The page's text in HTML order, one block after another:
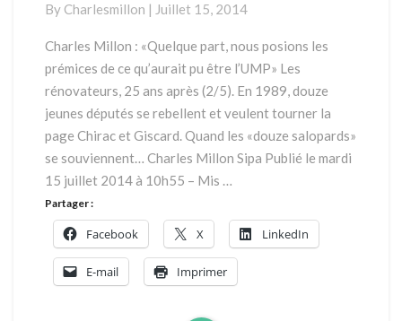
part,
nous
les
prémices
de
ce
qu’aurait
pu
être
l’UMP»
By Charlesmillon | Juillet 15, 2014
Charles Millon : «Quelque part, nous posions les
prémices de ce qu’aurait pu être l’UMP» Les
rénovateurs, 25 ans après (2/5). En 1989, douze
jeunes députés se rebellent et veulent tourner la
page Chirac et Giscard. Quand les «douze salopards»
se souviennent… Charles Millon Sipa Publié le mardi
15 juillet 2014 à 10h55 – Mis …
Partager :
Facebook X LinkedIn
E-mail Imprimer